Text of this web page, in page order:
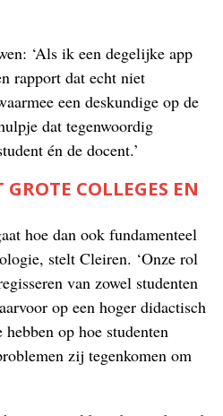
‘Als ik een degelijke app
rapport dat echt niet
een deskundige op de
dat tegenwoordig
én de docent.’
COLLEGES EN
hoe dan ook fundamenteel
stelt Cleiren. ‘Onze rol
van zowel studenten
op een hoger didactisch
op hoe studenten
zij tegenkomen om